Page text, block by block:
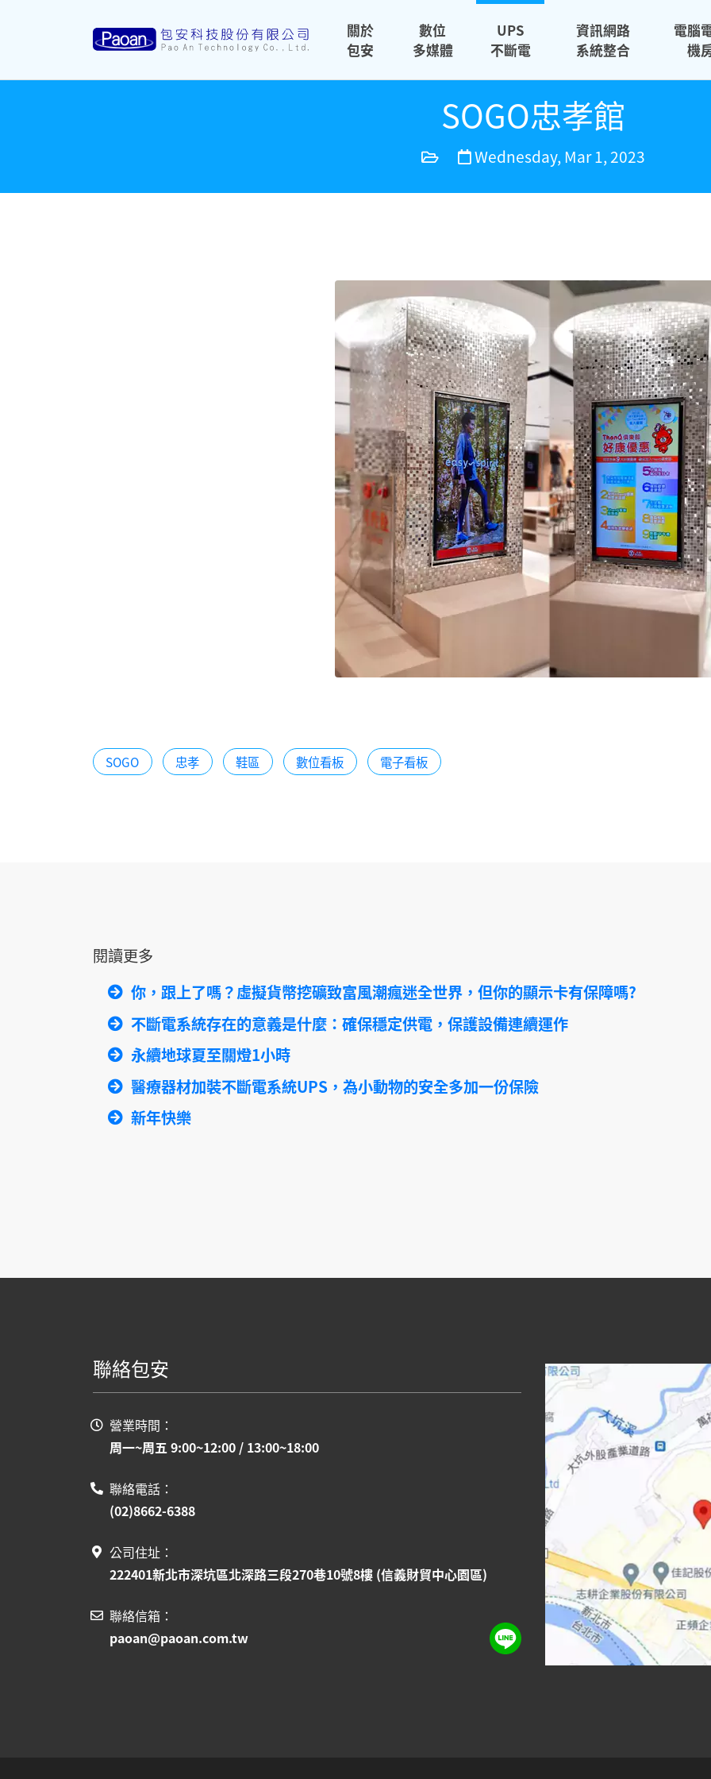
關於
包安
數位
多媒體
UPS
不斷電
資訊網路
系統整合
電腦
機
SOGO忠孝館
Wednesday, Mar 1, 2023
SOGO 忠孝 鞋區 數位看板 電子看板
閱讀更多
你，跟上了嗎？虛擬貨幣挖礦致富風潮瘋迷全世界，但你的顯示卡有保障嗎?
不斷電系統存在的意義是什麼：確保穩定供電，保護設備連續運作
永續地球夏至關燈1小時
醫療器材加裝不斷電系統UPS，為小動物的安全多加一份保險
新年快樂
聯絡包安
營業時間：
周一~周五 9:00~12:00 / 13:00~18:00
聯絡電話：
(02)8662-6388
公司住址：
222401新北市深坑區北深路三段270巷10號8樓 (信義財貿中心園區)
聯絡信箱：
paoan@paoan.com.tw